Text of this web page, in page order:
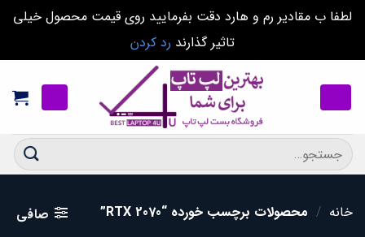
لطفا ب مقادیر رم و هارد دقت بفرمایید روی قیمت محصول خیلی
تاثیر گذارند رد کردن
content
جستجو
برای:
خانه / محصولات برچسب خورده “RTX 2070” صافی